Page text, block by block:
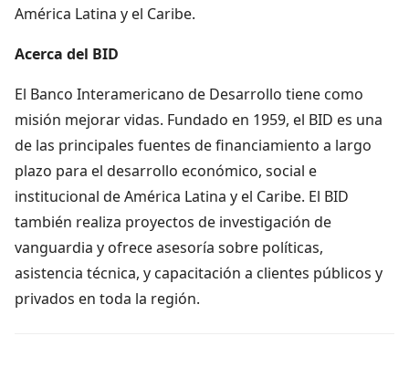
América Latina y el Caribe.
Acerca del BID
El Banco Interamericano de Desarrollo tiene como
misión mejorar vidas. Fundado en 1959, el BID es una
de las principales fuentes de financiamiento a largo
plazo para el desarrollo económico, social e
institucional de América Latina y el Caribe. El BID
también realiza proyectos de investigación de
vanguardia y ofrece asesoría sobre políticas,
asistencia técnica, y capacitación a clientes públicos y
privados en toda la región.